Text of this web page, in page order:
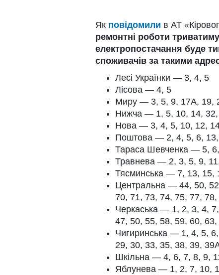
Як повідомили в АТ
ремонтні роботи
електропостачання буде
споживачів за такими
Лесі Українки — 3, 4, 5
Лісова — 4, 5
Миру — 3, 5, 9, 17А, 19,
Нижча — 1, 5, 10, 14, 32,
Нова — 3, 4, 5, 10, 12,
Поштова — 2, 4, 5, 6,
Тараса Шевченка — 5,
Травнева — 2, 3, 5, 9,
Тясминська — 7, 13, 15,
Центральна — 44, 50,
70, 71, 73, 74, 75, 77,
Черкаська — 1, 2, 3, 4,
47, 50, 55, 58, 59, 60,
Чигиринська — 1, 4, 5,
29, 30, 33, 35, 38, 39,
Шкільна — 4, 6, 7, 8, 9,
Яблунева — 1, 2, 7, 10,